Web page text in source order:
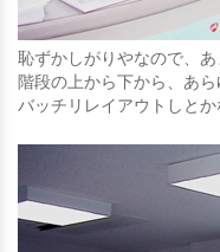
恥ずかしがりやなので、
階段の上から下から、あ
バッチリレイアウトしとか